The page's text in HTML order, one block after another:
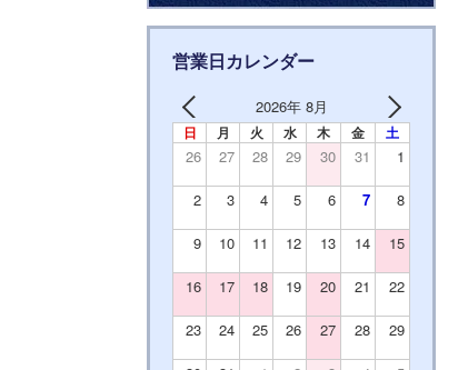
営業日カレンダー
2026年 8月
日 月 火 水 木 金 土
26 27 28 29 30 31 1
2 3 4 5 6 7 8
9 10 11 12 13 14 15
16 17 18 19 20 21 22
23 24 25 26 27 28 29